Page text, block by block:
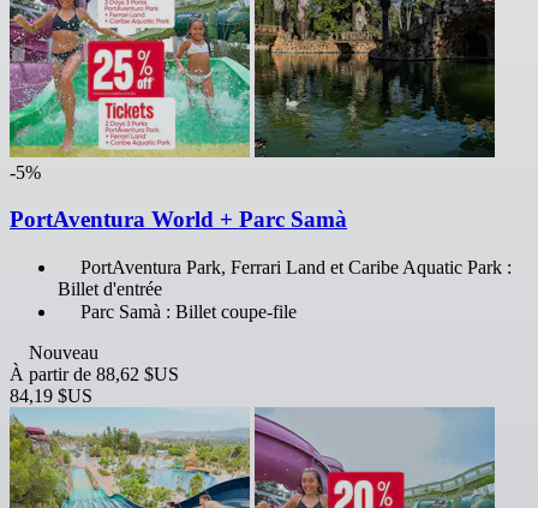
-5%
PortAventura World + Parc Samà
PortAventura Park, Ferrari Land et Caribe Aquatic Park :
Billet d'entrée
Parc Samà : Billet coupe-file
Nouveau
À partir de 88,62 $US
84,19 $US